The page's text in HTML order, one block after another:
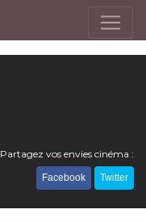
Partagez vos envies cinéma :
Facebook Twitter